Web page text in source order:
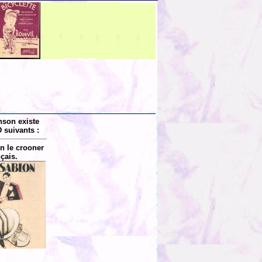
existe
suivants :
le crooner